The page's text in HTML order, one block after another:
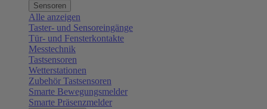
Sensoren
Alle anzeigen
Taster- und Sensoreingänge
Tür- und Fensterkontakte
Messtechnik
Tastsensoren
Wetterstationen
Zubehör Tastsensoren
Smarte Bewegungsmelder
Smarte Präsenzmelder